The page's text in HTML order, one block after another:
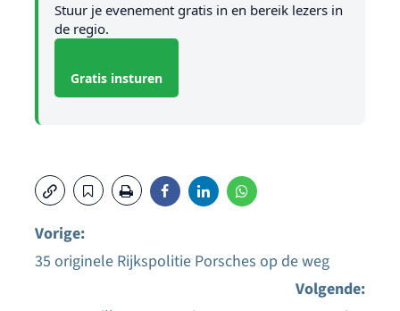
Stuur je evenement gratis in en bereik lezers in
de regio.
Gratis insturen
Bericht
Vorige:
35 originele Rijkspolitie Porsches op de weg
Volgende: